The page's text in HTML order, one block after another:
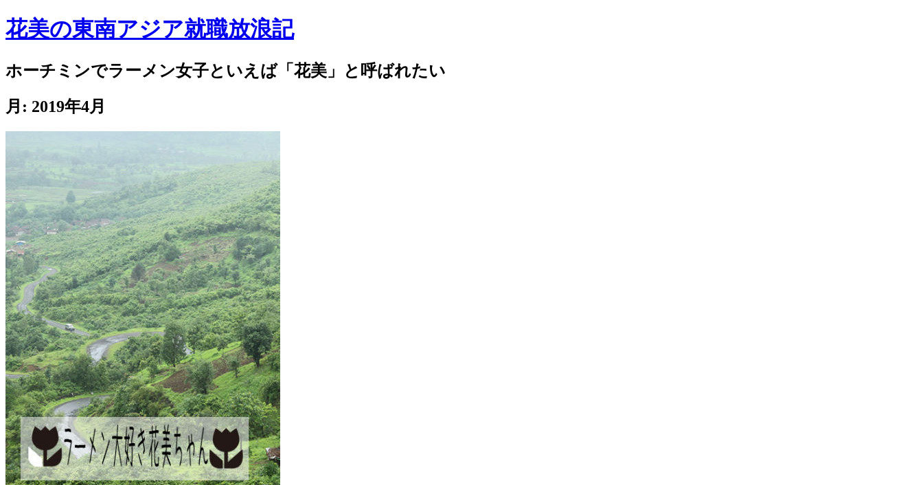
花美の東南アジア就職放浪記
ホーチミンでラーメン女子といえば「花美」と呼ばれたい
月: 2019年4月